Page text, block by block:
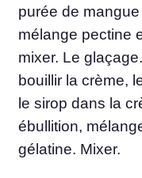
purée de
mélange pectine
mixer. Le
bouillir la crème,
le sirop dans la
ébullition,
gélatine. Mixer.